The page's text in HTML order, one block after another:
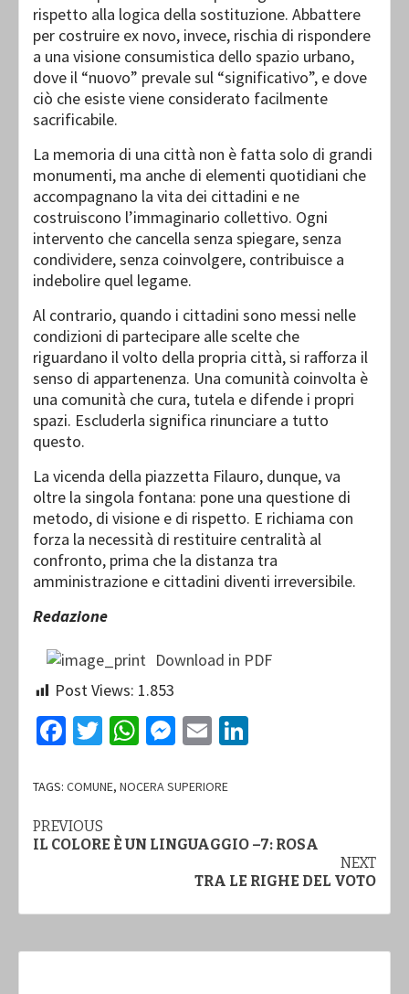
rispetto alla logica della sostituzione. Abbattere
per costruire ex novo, invece, rischia di rispondere
a una visione consumistica dello spazio urbano,
dove il “nuovo” prevale sul “significativo”, e dove
ciò che esiste viene considerato facilmente
sacrificabile.
La memoria di una città non è fatta solo di grandi
monumenti, ma anche di elementi quotidiani che
accompagnano la vita dei cittadini e ne
costruiscono l’immaginario collettivo. Ogni
intervento che cancella senza spiegare, senza
condividere, senza coinvolgere, contribuisce a
indebolire quel legame.
Al contrario, quando i cittadini sono messi nelle
condizioni di partecipare alle scelte che
riguardano il volto della propria città, si rafforza il
senso di appartenenza. Una comunità coinvolta è
una comunità che cura, tutela e difende i propri
spazi. Escluderla significa rinunciare a tutto
questo.
La vicenda della piazzetta Filauro, dunque, va
oltre la singola fontana: pone una questione di
metodo, di visione e di rispetto. E richiama con
forza la necessità di restituire centralità al
confronto, prima che la distanza tra
amministrazione e cittadini diventi irreversibile.
Redazione
Download in PDF
Post Views: 1.853
Facebook
Twitter
WhatsApp
Messenger
Email
TAGS: COMUNE, NOCERA SUPERIORE
Continue
PREVIOUS
IL COLORE È UN LINGUAGGIO –7: ROSA
NEXT
TRA LE RIGHE DEL VOTO